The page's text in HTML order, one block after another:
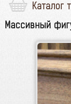
Каталог
Паркет
Ламинат
Плинтус
Плинтус
Плинтус МДФ
Массивный